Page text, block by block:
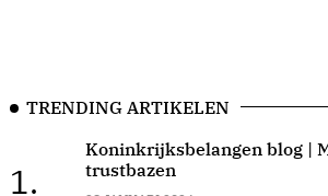
TRENDING ARTIKELEN
1.
Koninkrijksbelangen blog |
trustbazen